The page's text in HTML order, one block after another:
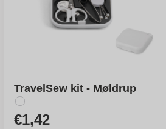
TravelSew kit - Møldrup
€1,42